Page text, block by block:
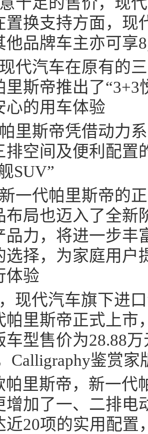
置换支持方面，现
他品牌车主亦可享
代汽车在原有的
里斯帝推出了
心的用车体验
里斯帝凭借动力
排空间及便利配置
SUV”
一代帕里斯帝的
布局也迈入了全新
品力，将进一步丰
选择，为家庭用户
体验
现代汽车旗下进
里斯帝正式上市
车型售价为28.88
Calligraphy鉴赏
帕里斯帝，新一代
增加了一、二排电
近20项的实用配置